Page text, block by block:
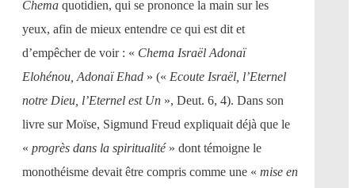
Chema quotidien, qui se prononce la main sur les
yeux, afin de mieux entendre ce qui est dit et
d’empêcher de voir : « Chema Israël Adonaï
Elohénou, Adonaï Ehad » (« Ecoute Israël, l’Eternel
notre Dieu, l’Eternel est Un », Deut. 6, 4). Dans son
livre sur Moïse, Sigmund Freud expliquait déjà que le
« progrès dans la spiritualité» dont témoigne le
monothéisme devait être compris comme une « mise en